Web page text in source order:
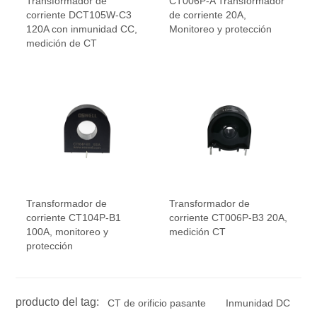
corriente DCT105W-C3
120A con inmunidad CC,
medición de CT
de corriente 20A,
Monitoreo y protección
Transformador de
corriente CT104P-B1
100A, monitoreo y
protección
Transformador de
corriente CT006P-B3 20A,
medición CT
producto del tag: CT de orificio pasante
Inmunidad DC